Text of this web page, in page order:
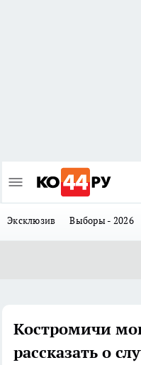
Эксклюзив Выборы - 2026
Костромичи
рассказать о